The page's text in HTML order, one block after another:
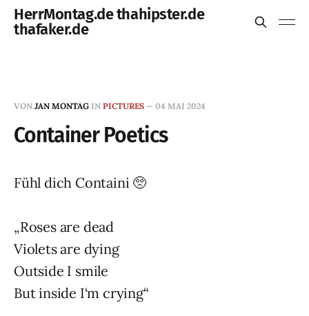
HerrMontag.de thahipster.de
thafaker.de
VON JAN MONTAG IN PICTURES — 04 MAI 2024
Container Poetics
Fühl dich Containi 🥺
„Roses are dead
Violets are dying
Outside I smile
But inside I‘m crying“